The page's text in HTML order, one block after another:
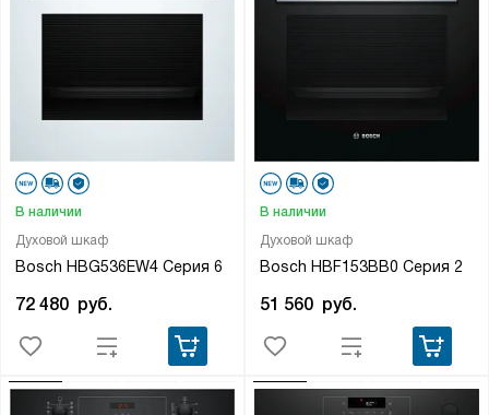
Духовой шкаф
Bosch HBG536EW4 Серия 6
В наличии
72 480 руб.
Духовой шкаф
Bosch HBF153BB0 Серия 2
В наличии
51 560 руб.